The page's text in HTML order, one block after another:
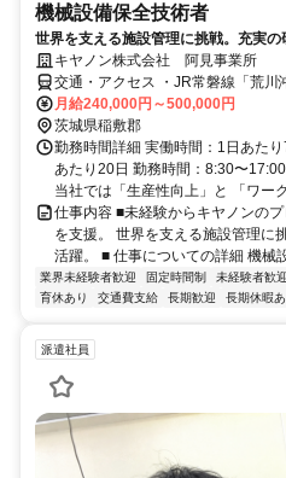
機械設備保全技術者
世界を支える施設管理に挑戦。充実の
キヤノン株式会社 阿見事業所
交通・アクセス ・JR常磐線「荒川
駅」より、タクシーで約15分・圏
IC」より、約10分
月給240,000円～500,000円
茨城県稲敷郡
勤務時間詳細 実働時間：1日あた
あたり20日 勤務時間：8:30〜
当社では「生産性向上」と 「ワー
仕事内容 ■未経験からキヤノンの
を支援。 世界を支える施設管理に
活躍。 ■ 仕事についての詳細 機械
業界未経験者歓迎 固定時間制 未経験者歓迎
育休あり
交通費支給 長期歓迎 長期休暇あ
派遣社員